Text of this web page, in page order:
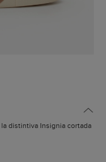
distintiva Insignia cortada